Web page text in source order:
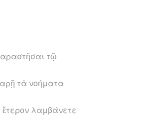
τῷ
τὰ νοήματα
ἕτερον λαμβάνετε